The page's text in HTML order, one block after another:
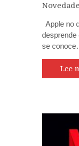
Apple no
desprende
se
Lee